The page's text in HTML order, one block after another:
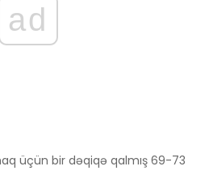
ad
üçün bir dəqiqə qalmış 69-73